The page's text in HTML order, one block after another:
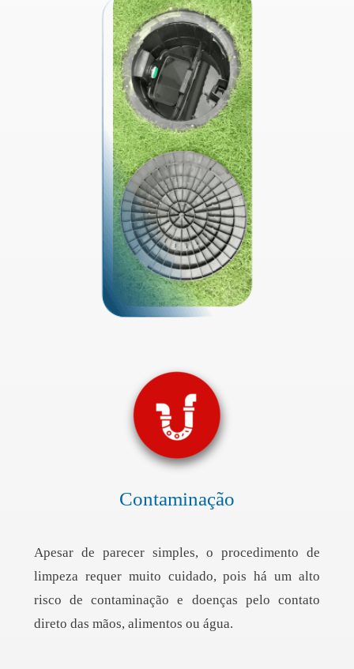
Contaminação
Apesar de parecer simples, o procedimento de
limpeza requer muito cuidado, pois há um alto
risco de contaminação e doenças pelo contato
direto das mãos, alimentos ou água.